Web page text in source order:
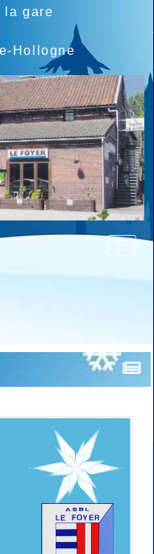
la gare
Hollogne